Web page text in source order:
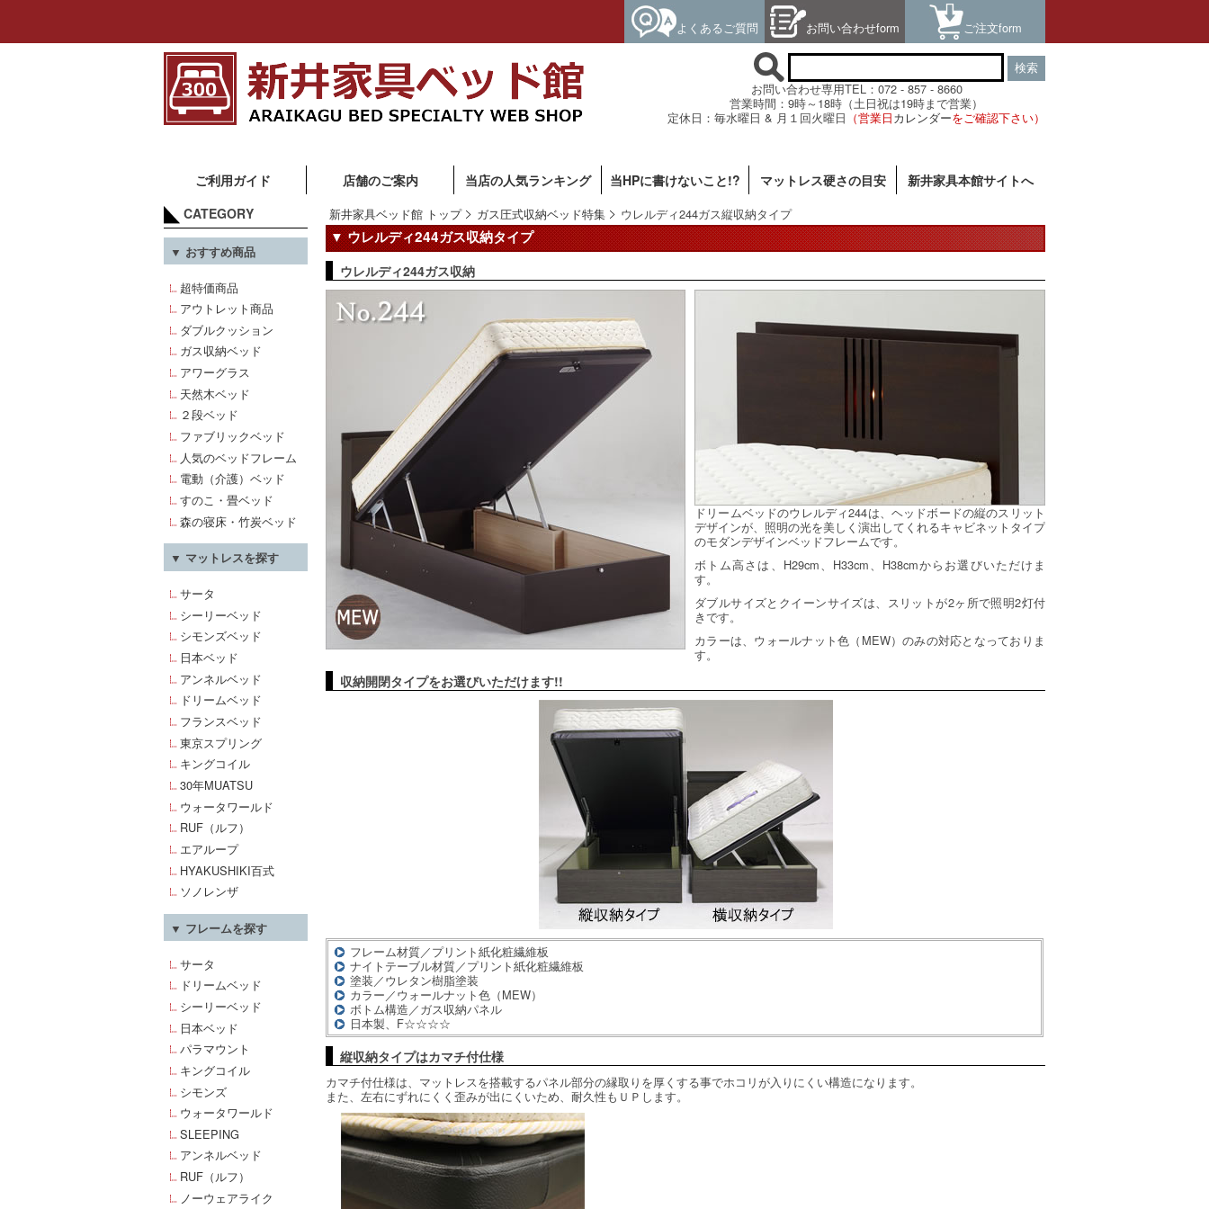
よくあるご質問 お問い合わせform ご注文form
検索
お問い合わせ専用TEL：072 - 857 - 8660
営業時間：9時～18時（土日祝は19時まで営業）
定休日：毎水曜日 & 月１回火曜日 （営業日カレンダーをご確認下さい）
ご利用ガイド 店舗のご案内 当店の人気ランキング 当HPに書けないこと!? マットレス硬さの目安
新井家具本館サイトへ
CATEGORY
▼ おすすめ商品
超特価商品
アウトレット商品
ダブルクッション
ガス収納ベッド
アワーグラス
天然木ベッド
２段ベッド
ファブリックベッド
人気のベッドフレーム
電動（介護）ベッド
すのこ・畳ベッド
森の寝床・竹炭ベッド
▼ マットレスを探す
サータ
シーリーベッド
シモンズベッド
日本ベッド
アンネルベッド
ドリームベッド
フランスベッド
東京スプリング
キングコイル
30年MUATSU
ウォータワールド
RUF（ルフ）
エアループ
HYAKUSHIKI百式
ソノレンザ
▼ フレームを探す
サータ
ドリームベッド
シーリーベッド
日本ベッド
パラマウント
キングコイル
シモンズ
ウォータワールド
SLEEPING
アンネルベッド
RUF（ルフ）
ノーウェアライク
新井家具ベッド館 トップ ガス圧式収納ベッド特集 ウレルディ244ガス縦収納タイプ
▼ ウレルディ244ガス収納タイプ
ウレルディ244ガス収納
ドリームベッドのウレルディ244は、ヘッドボードの縦のスリット
デザインが、照明の光を美しく演出してくれるキャビネットタイプ
のモダンデザインベッドフレームです。
ボトム高さは、H29cm、H33cm、H38cmからお選びいただけま
す。
ダブルサイズとクイーンサイズは、スリットが2ヶ所で照明2灯付
きです。
カラーは、ウォールナット色（MEW）のみの対応となっておりま
す。
収納開閉タイプをお選びいただけます!!
フレーム材質／プリント紙化粧繊維板
ナイトテーブル材質／プリント紙化粧繊維板
塗装／ウレタン樹脂塗装
カラー／ウォールナット色（MEW）
ボトム構造／ガス収納パネル
日本製、F☆☆☆☆
縦収納タイプはカマチ付仕様
カマチ付仕様は、マットレスを搭載するパネル部分の縁取りを厚くする事でホコリが入りにくい構造になります。
また、左右にずれにくく歪みが出にくいため、耐久性もＵＰします。